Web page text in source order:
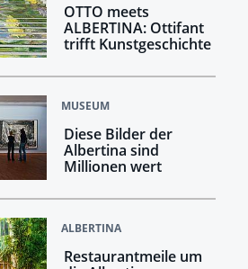
OTTO meets
ALBERTINA: Ottifant
trifft Kunstgeschichte
MUSEUM
Diese Bilder der
Albertina sind
Millionen wert
ALBERTINA
Restaurantmeile um